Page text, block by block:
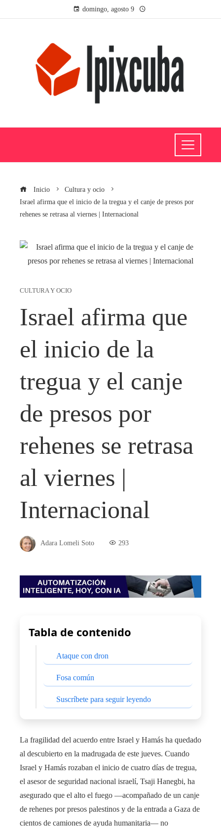
domingo, agosto 9
Inicio
Cultura y ocio
Israel afirma que el inicio de la tregua y el canje de presos por
rehenes se retrasa al viernes | Internacional
CULTURA Y OCIO
Israel afirma que
el inicio de la
tregua y el canje
de presos por
rehenes se retrasa
al viernes |
Internacional
Adara Lomeli Soto 293
Tabla de contenido
Ataque con dron
Fosa común
Suscríbete para seguir leyendo
La fragilidad del acuerdo entre Israel y Hamás ha quedado
al descubierto en la madrugada de este jueves. Cuando
Israel y Hamás rozaban el inicio de cuatro días de tregua,
el asesor de seguridad nacional israelí, Tsaji Hanegbi, ha
asegurado que el alto el fuego ―acompañado de un canje
de rehenes por presos palestinos y de la entrada a Gaza de
cientos de camiones de ayuda humanitaria― no